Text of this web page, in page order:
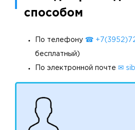
способом
По телефону ☎
бесплатный)
По электронной почте ✉